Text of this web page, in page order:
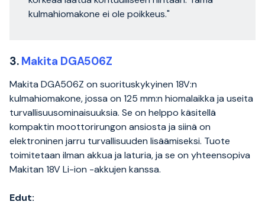
kulmahiomakone ei ole poikkeus."
3. Makita DGA506Z
Makita DGA506Z on suorituskykyinen 18V:n
kulmahiomakone, jossa on 125 mm:n hiomalaikka ja useita
turvallisuusominaisuuksia. Se on helppo käsitellä
kompaktin moottorirungon ansiosta ja siinä on
elektroninen jarru turvallisuuden lisäämiseksi. Tuote
toimitetaan ilman akkua ja laturia, ja se on yhteensopiva
Makitan 18V Li-ion -akkujen kanssa.
Edut: